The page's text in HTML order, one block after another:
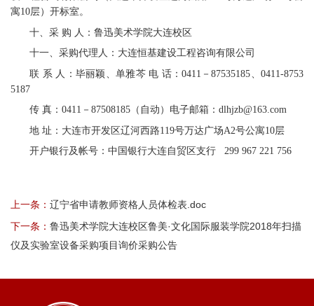
寓10层）开标室。
十、采 购 人：鲁迅美术学院大连校区
十一、采购代理人：大连恒基建设工程咨询有限公司
联 系 人：毕丽颖、单雅芩 电 话：0411－87535185、0411-8753
5187
传 真：0411－87508185（自动）电子邮箱：dlhjzb@163.com
地 址：大连市开发区辽河西路119号万达广场A2号公寓10层
开户银行及帐号：中国银行大连自贸区支行 299 967 221 756
上一条： 辽宁省申请教师资格人员体检表.doc
下一条： 鲁迅美术学院大连校区鲁美·文化国际服装学院2018年扫描
仪及实验室设备采购项目询价采购公告